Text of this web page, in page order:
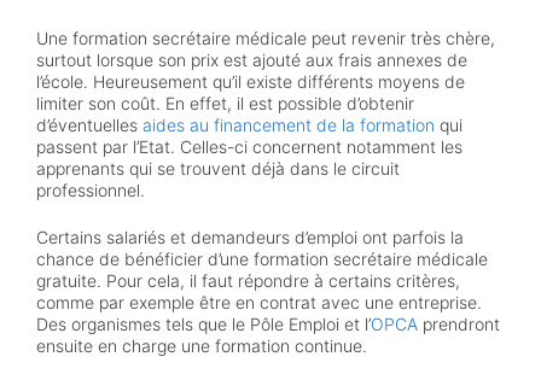
e
*
Une formation secrétaire médicale peut revenir très chère,
surtout lorsque son prix est ajouté aux frais annexes de
l’école. Heureusement qu’il existe différents moyens de
limiter son coût. En effet, il est possible d’obtenir
d’éventuelles aides au financement de la formation qui
passent par l’Etat. Celles-ci concernent notamment les
apprenants qui se trouvent déjà dans le circuit
professionnel.
Certains salariés et demandeurs d’emploi ont parfois la
chance de bénéficier d’une formation secrétaire médicale
gratuite. Pour cela, il faut répondre à certains critères,
comme par exemple être en contrat avec une entreprise.
Des organismes tels que le Pôle Emploi et l’OPCA prendront
ensuite en charge une formation continue.